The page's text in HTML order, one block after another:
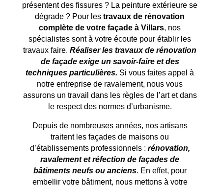
présentent des fissures ? La peinture extérieure se
dégrade ? Pour lestravaux de rénovation
complète de votre façade à Villars, nos
spécialistes sont à votre écoute pour établir les
travaux faire.Réaliser les travaux de rénovation
de façade exige un savoir-faire et des
techniques particulières. Si vous faites appel à
notre entreprise de ravalement, nous vous
assurons un travail dans les règles de l’art et dans
le respect des normes d’urbanisme.
Depuis de nombreuses années, nos artisans
traitent les façades de maisons ou
d’établissements professionnels : rénovation,
ravalement et réfection de façades de
bâtiments neufs ou anciens. En effet, pour
embellir votre bâtiment, nous mettons à votre